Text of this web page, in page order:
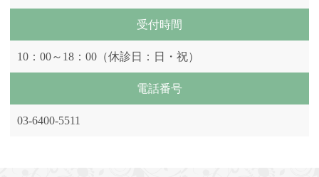
受付時間
10：00～18：00（休診日：日・祝）
電話番号
03-6400-5511